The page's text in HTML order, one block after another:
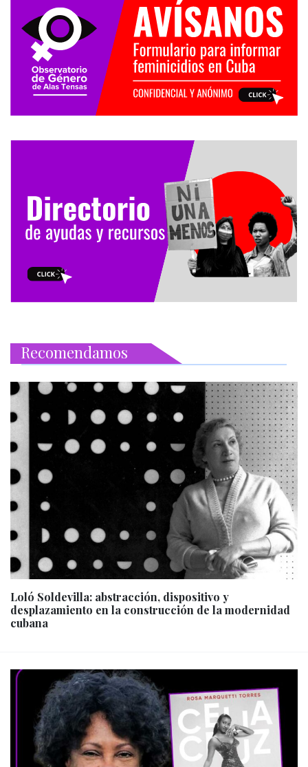
Recomendamos
Loló Soldevilla: abstracción, dispositivo y
desplazamiento en la construcción de la modernidad
cubana